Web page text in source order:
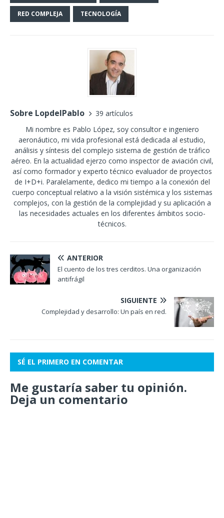
RED COMPLEJA TECNOLOGÍA
Sobre LopdelPablo
39 artículos
Mi nombre es Pablo López, soy consultor e ingeniero
aeronáutico, mi vida profesional está dedicada al estudio,
análisis y síntesis del complejo sistema de gestión de tráfico
aéreo. En la actualidad ejerzo como inspector de aviación civil,
así como formador y experto técnico evaluador de proyectos
de I+D+i. Paralelamente, dedico mi tiempo a la conexión del
cuerpo conceptual relativo a la visión sistémica y los sistemas
complejos, con la gestión de la complejidad y su aplicación a
las necesidades actuales en los diferentes ámbitos socio-
técnicos.
ANTERIOR
El cuento de los tres cerditos. Una organización
antifrágil
SIGUIENTE
Complejidad y desarrollo: Un país en red.
SÉ EL PRIMERO EN COMENTAR
Me gustaría saber tu opinión.
Deja un comentario